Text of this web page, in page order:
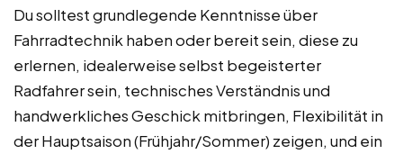
Du solltest grundlegende Kenntnisse über
Fahrradtechnik haben oder bereit sein, diese zu
erlernen, idealerweise selbst begeisterter
Radfahrer sein, technisches Verständnis und
handwerkliches Geschick mitbringen, Flexibilität in
der Hauptsaison (Frühjahr/Sommer) zeigen, und ein